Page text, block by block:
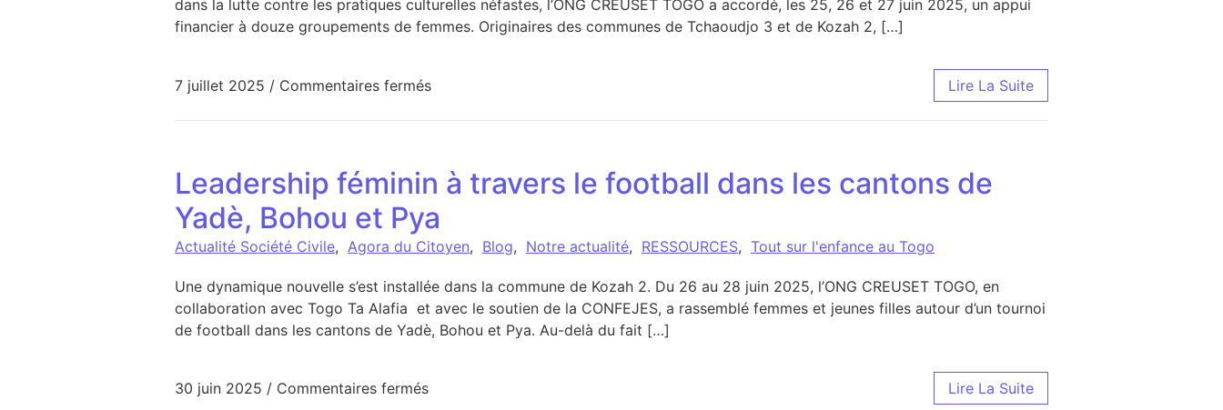
dans la lutte contre les pratiques culturelles néfastes, l’ONG CREUSET TOGO a accordé, les 25, 26 et 27 juin 2025, un appui
financier à douze groupements de femmes. Originaires des communes de Tchaoudjo 3 et de Kozah 2, […]
7 juillet 2025 / Commentaires ferméssur CREUSET TOGO : investir dans les femmes pour protéger les enfants Lire La Suite
Leadership féminin à travers le football dans les cantons de
Yadè, Bohou et Pya
Actualité Société Civile, Agora du Citoyen, Blog, Notre actualité, RESSOURCES, Tout sur l'enfance au Togo
Une dynamique nouvelle s’est installée dans la commune de Kozah 2. Du 26 au 28 juin 2025, l’ONG CREUSET TOGO, en
collaboration avec Togo Ta Alafia et avec le soutien de la CONFEJES, a rassemblé femmes et jeunes filles autour d’un tournoi
de football dans les cantons de Yadè, Bohou et Pya. Au-delà du fait […]
30 juin 2025 / Commentaires ferméssur Leadership féminin à travers le football dans les cantons de Yadè, Bohou et Pya
Lire La Suite